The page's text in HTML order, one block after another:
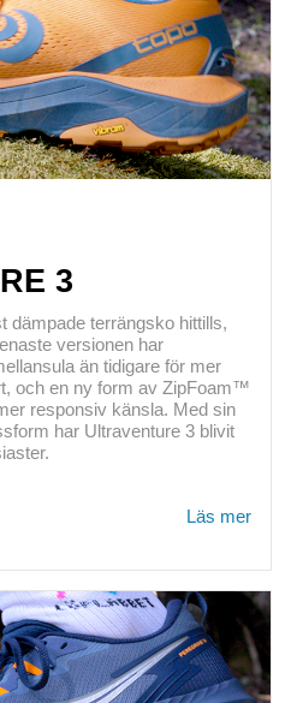
3
dämpade terrängsko hittills,
versionen har
än tidigare för mer
och en ny form av ZipFoam™
responsiv känsla. Med sin
har Ultraventure 3 blivit
Läs mer